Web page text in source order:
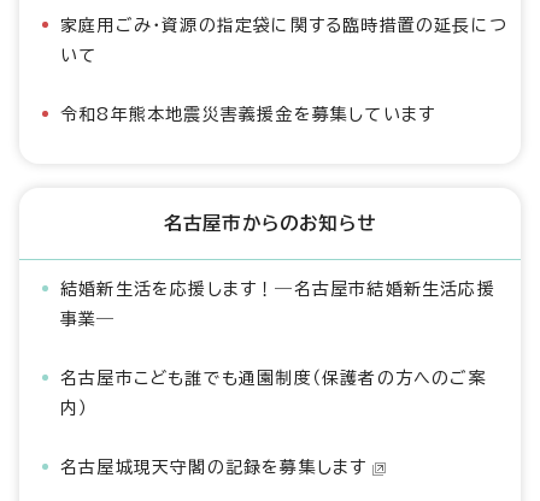
家庭用ごみ・資源の指定袋に関する臨時措置の延長につ
いて
令和8年熊本地震災害義援金を募集しています
名古屋市からのお知らせ
結婚新生活を応援します！―名古屋市結婚新生活応援
事業―
名古屋市こども誰でも通園制度（保護者の方へのご案
内）
名古屋城現天守閣の記録を募集します